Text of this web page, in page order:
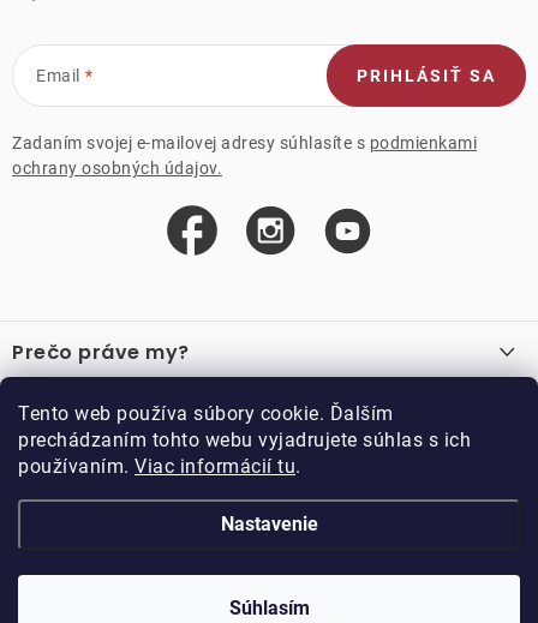
Tento web používa súbory cookie. Ďalším
prechádzaním tohto webu vyjadrujete súhlas s ich
používaním. Viac informácií tu.
Nastavenie
Súhlasím
Email
Zadaním svojej e-mailovej adresy súhlasíte s podmienkami
ochrany osobných údajov.
PRIHLÁSIŤ SA
á
p
ä
Prečo práve my?
Recenzie
Akcie
Důležité odkazy
Velkoobchod
Vzorková prodejna
Kariéra
O nákupe
Obchodné podmienky
Podmienky vernostného programu
Doppler CZ spol. s.r.o.,
DOPPLER CZ spol. s r.o.